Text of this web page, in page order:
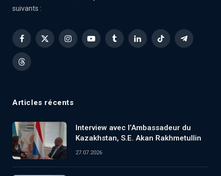
suivants :
Facebook
X
InstagramYouTubeTumblrLinkedInTikTok Telegram
Threads
Articles récents
Interview avec l’Ambassadeur du
Kazakhstan, S.E. Akan Rakhmetullin
27.07.2026